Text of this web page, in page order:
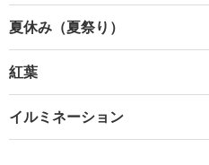
夏休み（夏祭り）
紅葉
イルミネーション